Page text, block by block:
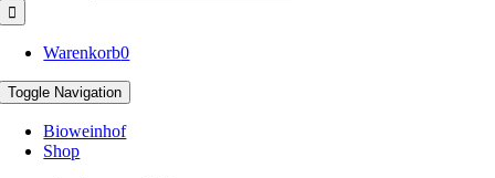
Warenkorb0
Toggle Navigation
Bioweinhof
Shop